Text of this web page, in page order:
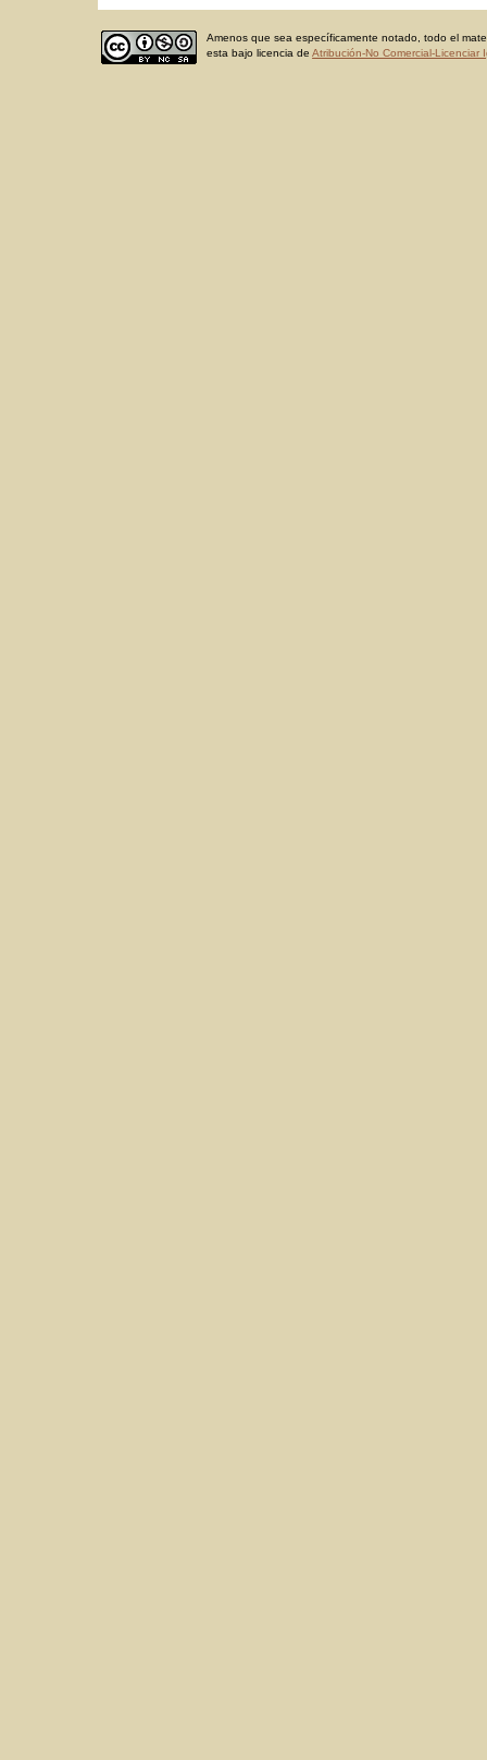
Amenos que sea específicamente notado, todo el
esta bajo licencia deAtribución-No Comercial-Licenciar